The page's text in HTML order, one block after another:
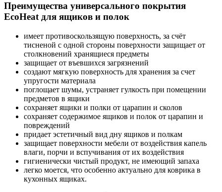
Преимущества универсального покрытия
EcoHeat для ящиков и полок
имеет противоскользящую поверхность, за счёт
тисненой с одной стороны поверхности защищает от
столкновений хранящиеся предметы
защищает от въевшихся загрязнений
создают мягкую поверхность для хранения за счет
упругости материала
поглощает шумы, устраняет гулкость при помещении
предметов в ящики
сохраняет ящики и полки от царапин и сколов
сохраняет содержимое ящиков и полок от царапин и
повреждений
придает эстетичный вид дну ящиков и полкам
защищает поверхности мебели от воздействия капель
влаги, порчи и вспучивания от их воздействия
гигиенически чистый продукт, не имеющий запаха
легко моется, что особенно актуально для коврика в
кухонных ящиках.